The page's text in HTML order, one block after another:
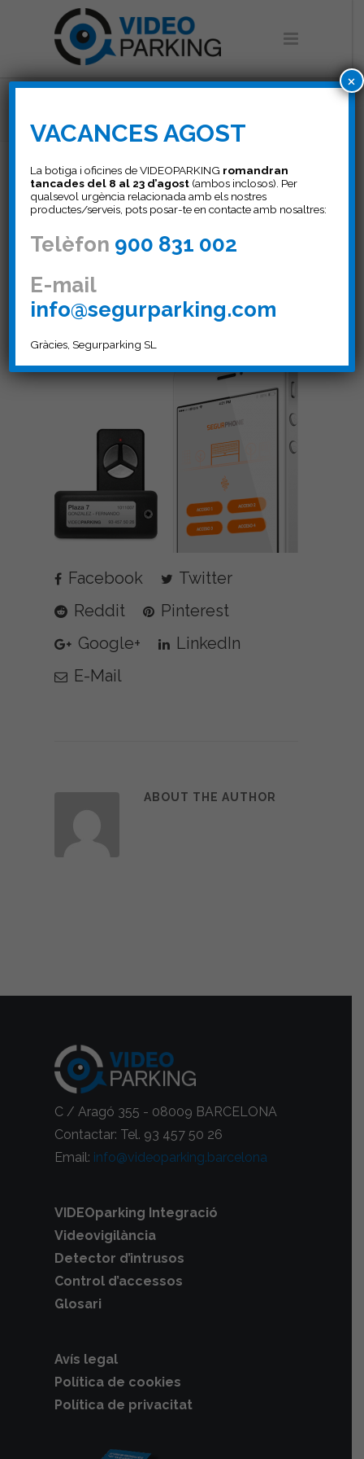
control_accesos
22 SETEMBRE, 2016
Facebook
Twitter
Reddit
Pinterest
Google+
LinkedIn
E-Mail
ABOUT THE AUTHOR
C / Aragó 355 - 08009 BARCELONA
Contactar: Tel. 93 457 50 26
Email: info@videoparking.barcelona
VIDEOparking Integració
Videovigilància
Detector d’intrusos
Control d’accessos
Glosari
Avís legal
Política de cookies
Política de privacitat
VACANCES AGOST
La botiga i oficines de VIDEOPARKING romandran
tancades del 8 al 23 d’agost (ambos inclosos). Per
qualsevol urgència relacionada amb els nostres
productes/serveis, pots posar-te en contacte amb nosaltres:
Telèfon 900 831 002
E-mail
info@segurparking.com
Gràcies, Segurparking SL
×